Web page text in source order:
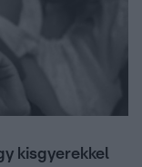
kisgyerekkel